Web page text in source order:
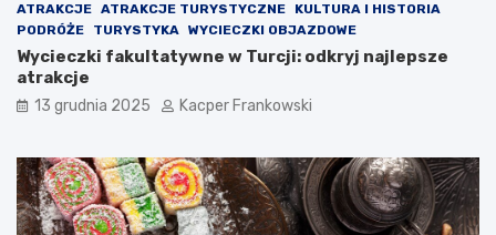
ATRAKCJE ATRAKCJE TURYSTYCZNE
KULTURA I HISTORIA
PODRÓŻE
TURYSTYKA WYCIECZKI OBJAZDOWE
Wycieczki fakultatywne w Turcji: odkryj najlepsze
atrakcje
13 grudnia 2025 Kacper Frankowski